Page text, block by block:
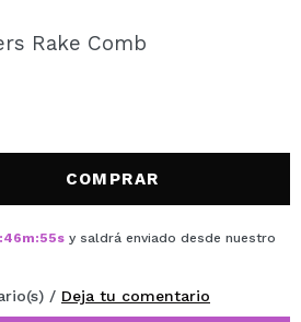
Maquillalia.com podrás realizar
revisar el estado de tus
operaciones anteriores.
CUENTA
Rake Comb
COMPRAR
:46m:55s y saldrá enviado desde nuestro
/ Deja tu comentario